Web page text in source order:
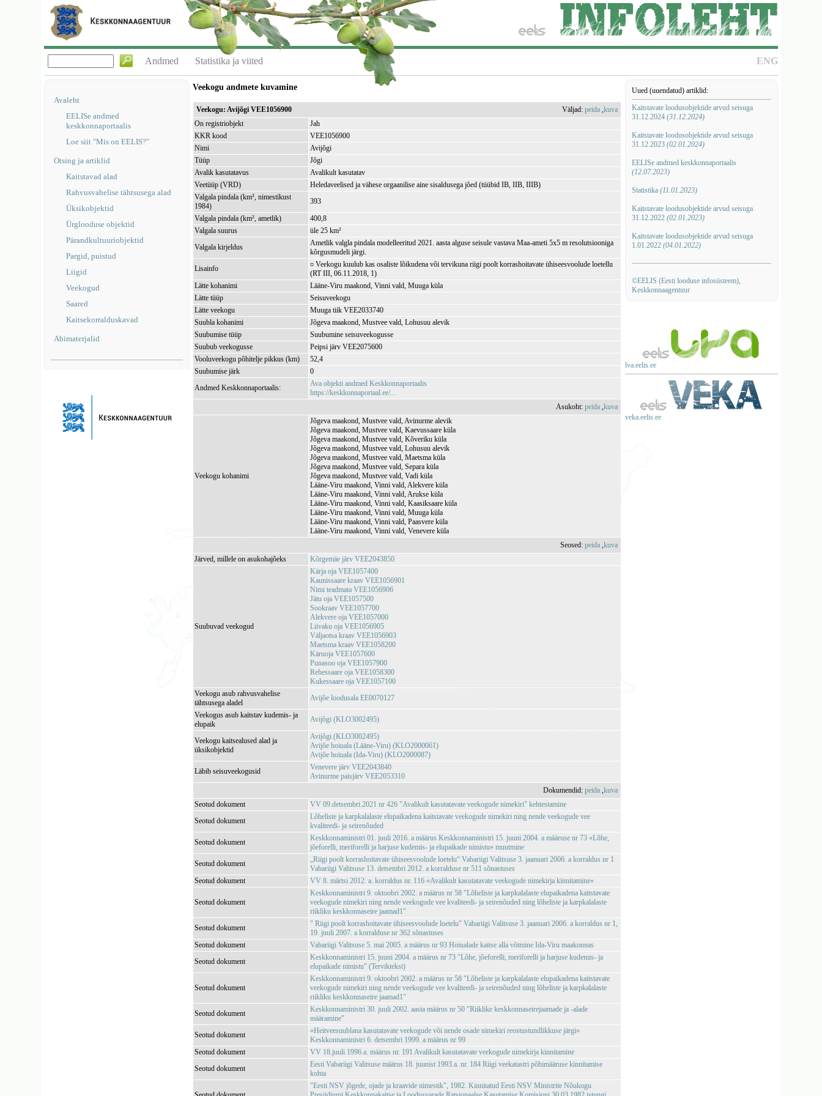
ENG
Andmed Statistika ja viited
Avaleht
EELISe andmed
keskkonnaportaalis
Loe siit "Mis on EELIS?"
Otsing ja artiklid
Kaitstavad alad
Rahvusvahelise tähtsusega alad
Üksikobjektid
Ürglooduse objektid
Pärandkultuuriobjektid
Pargid, puistud
Liigid
Veekogud
Saared
Kaitsekorralduskavad
Abimaterjalid
Uued (uuendatud) artiklid:
Kaitstavate loodusobjektide arvud seisuga
31.12.2024 (31.12.2024)
Kaitstavate loodusobjektide arvud seisuga
31.12.2023 (02.01.2024)
EELISe andmed keskkonnaportaalis
(12.07.2023)
Statistika (11.01.2023)
Kaitstavate loodusobjektide arvud seisuga
31.12.2022 (02.01.2023)
Kaitstavate loodusobjektide arvud seisuga
1.01.2022 (04.01.2022)
©EELIS (Eesti looduse infosüsteem),
Keskkonnaagentuur
lva.eelis.ee
veka.eelis.ee
Veekogu andmete kuvamine
Veekogu: Avijõgi VEE1056900 Väljad:peida ,kuva
On registriobjekt
Jah
KKR kood
VEE1056900
Nimi
Avijõgi
Tüüp
Jõgi
Avalik kasutatavus
Avalikult kasutatav
Veetüüp (VRD)
Heledaveelised ja vähese orgaanilise aine sisaldusega jõed (tüübid IB, IIB, IIIB)
Valgala pindala (km², nimestikust
1984)
393
Valgala pindala (km², ametlik)
400,8
Valgala suurus
üle 25 km²
Valgala kirjeldus
Ametlik valgla pindala modelleeritud 2021. aasta alguse seisule vastava Maa-ameti 5x5 m resolutsiooniga
kõrgusmudeli järgi.
Lisainfo
¤ Veekogu kuulub kas osaliste lõikudena või tervikuna riigi poolt korrashoitavate ühiseesvoolude loetellu
(RT III, 06.11.2018, 1)
Lätte kohanimi
Lääne-Viru maakond, Vinni vald, Muuga küla
Lätte tüüp
Seisuveekogu
Lätte veekogu
Muuga tiik VEE2033740
Suubla kohanimi
Jõgeva maakond, Mustvee vald, Lohusuu alevik
Suubumise tüüp
Suubumine seisuveekogusse
Suubub veekogusse
Peipsi järv VEE2075600
Vooluveekogu põhitelje pikkus (km)
52,4
Suubumise järk
0
Andmed Keskkonnaportaalis:
Ava objekti andmed Keskkonnaportaalis
https://keskkonnaportaal.ee/...
Asukoht:peida ,kuva
Veekogu kohanimi
Jõgeva maakond, Mustvee vald, Avinurme alevik
Jõgeva maakond, Mustvee vald, Kaevussaare küla
Jõgeva maakond, Mustvee vald, Kõveriku küla
Jõgeva maakond, Mustvee vald, Lohusuu alevik
Jõgeva maakond, Mustvee vald, Maetsma küla
Jõgeva maakond, Mustvee vald, Separa küla
Jõgeva maakond, Mustvee vald, Vadi küla
Lääne-Viru maakond, Vinni vald, Alekvere küla
Lääne-Viru maakond, Vinni vald, Arukse küla
Lääne-Viru maakond, Vinni vald, Kaasiksaare küla
Lääne-Viru maakond, Vinni vald, Muuga küla
Lääne-Viru maakond, Vinni vald, Paasvere küla
Lääne-Viru maakond, Vinni vald, Venevere küla
Seosed:peida ,kuva
Järved, millele on asukohajõeks
Kõrgemäe järv VEE2043850
Suubuvad veekogud
Kärja oja VEE1057400
Kaunissaare kraav VEE1056901
Nimi teadmata VEE1056906
Jätu oja VEE1057500
Sookraav VEE1057700
Alekvere oja VEE1057000
Liivaku oja VEE1056905
Väljaotsa kraav VEE1056903
Maetsma kraav VEE1058200
Käruoja VEE1057600
Punasoo oja VEE1057900
Rehessaare oja VEE1058300
Kukessaare oja VEE1057100
Veekogu asub rahvusvahelise
tähtsusega aladel
Avijõe loodusala EE0070127
Veekogus asub kaitstav kudemis- ja
elupaik
Avijõgi (KLO3002495)
Veekogu kaitsealused alad ja
üksikobjektid
Avijõgi (KLO3002495)
Avijõe hoiuala (Lääne-Viru) (KLO2000061)
Avijõe hoiuala (Ida-Viru) (KLO2000087)
Läbib seisuveekogusid
Venevere järv VEE2043840
Avinurme paisjärv VEE2053310
Dokumendid:peida ,kuva
Seotud dokument
VV 09.detsembri.2021 nr 426 "Avalikult kasutatavate veekogude nimekiri" kehtestamine
Seotud dokument
Lõheliste ja karpkalalaste elupaikadena kaitstavate veekogude nimekiri ning nende veekogude vee
kvaliteedi- ja seirenõuded
Seotud dokument
Keskkonnaministri 01. juuli 2016. a määrus Keskkonnaministri 15. juuni 2004. a määruse nr 73 «Lõhe,
jõeforelli, meriforelli ja harjuse kudemis- ja elupaikade nimistu» muutmine
Seotud dokument
„Riigi poolt korrashoitavate ühiseesvoolude loetelu“ Vabariigi Valitsuse 3. jaanuari 2006. a korraldus nr 1
Vabariigi Valitsuse 13. detsembri 2012. a korralduse nr 511 sõnastuses
Seotud dokument
VV 8. märtsi 2012. a. korraldus nr. 116 «Avalikult kasutatavate veekogude nimekirja kinnitamine»
Seotud dokument
Keskkonnaministri 9. oktoobri 2002. a määrus nr 58 "Lõheliste ja karpkalalaste elupaikadena kaitstavate
veekogude nimekiri ning nende veekogude vee kvaliteedi- ja seirenõuded ning lõheliste ja karpkalalaste
riikliku keskkonnaseire jaamad1"
Seotud dokument
" Riigi poolt korrashoitavate ühiseesvoolude loetelu" Vabariigi Valitsuse 3. jaanuari 2006. a korraldus nr 1,
19. juuli 2007. a korralduse nr 362 sõnastuses
Seotud dokument
Vabariigi Valitsuse 5. mai 2005. a määrus nr 93 Hoiualade kaitse alla võtmine Ida-Viru maakonnas
Seotud dokument
Keskkonnaministri 15. juuni 2004. a määrus nr 73 "Lõhe, jõeforelli, meriforelli ja harjuse kudemis- ja
elupaikade nimistu" (Terviktekst)
Seotud dokument
Keskkonnaministri 9. oktoobri 2002. a määrus nr 58 "Lõheliste ja karpkalalaste elupaikadena kaitstavate
veekogude nimekiri ning nende veekogude vee kvaliteedi- ja seirenõuded ning lõheliste ja karpkalalaste
riikliku keskkonnaseire jaamad1"
Seotud dokument
Keskkonnaministri 30. juuli 2002. aasta määrus nr 50 "Riiklike keskkonnaseirejaamade ja -alade
määramine"
Seotud dokument
«Heitveesuublana kasutatavate veekogude või nende osade nimekiri reostustundlikkuse järgi»
Keskkonnaministri 6. detsembri 1999. a määrus nr 99
Seotud dokument
VV 18.juuli 1996.a. määrus nr. 191 Avalikult kasutatavate veekogude nimekirja kinnitamine
Seotud dokument
Eesti Vabariigi Valitsuse määrus 18. juunist 1993.a. nr. 184 Riigi veekatastri põhimääruse kinnitamise
kohta
"Eesti NSV jõgede, ojade ja kraavide nimestik", 1982. Kinnitatud Eesti NSV Ministrite Nõukogu